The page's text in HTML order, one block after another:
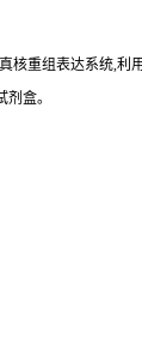
核重组表达系统,
盒。